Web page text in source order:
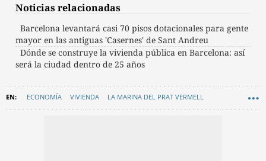
Noticias relacionadas
Barcelona levantará casi 70 pisos dotacionales para gente
mayor en las antiguas 'Casernes' de Sant Andreu
Dónde se construye la vivienda pública en Barcelona: así
será la ciudad dentro de 25 años
ECONOMÍA VIVIENDA LA MARINA DEL PRAT VERMELL